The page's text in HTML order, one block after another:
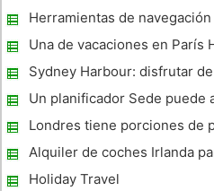
Rooms?
Herramientas de
través de Nueva Terrain
Una de vacaciones en París
Sydney Harbour: disfrutar
bahía de Sydney en su
Un planificador Sede puede
las mejores decisiones
Londres tiene porciones de
Alquiler de coches Irlanda
comodidad a su viaje de
Holiday Travel